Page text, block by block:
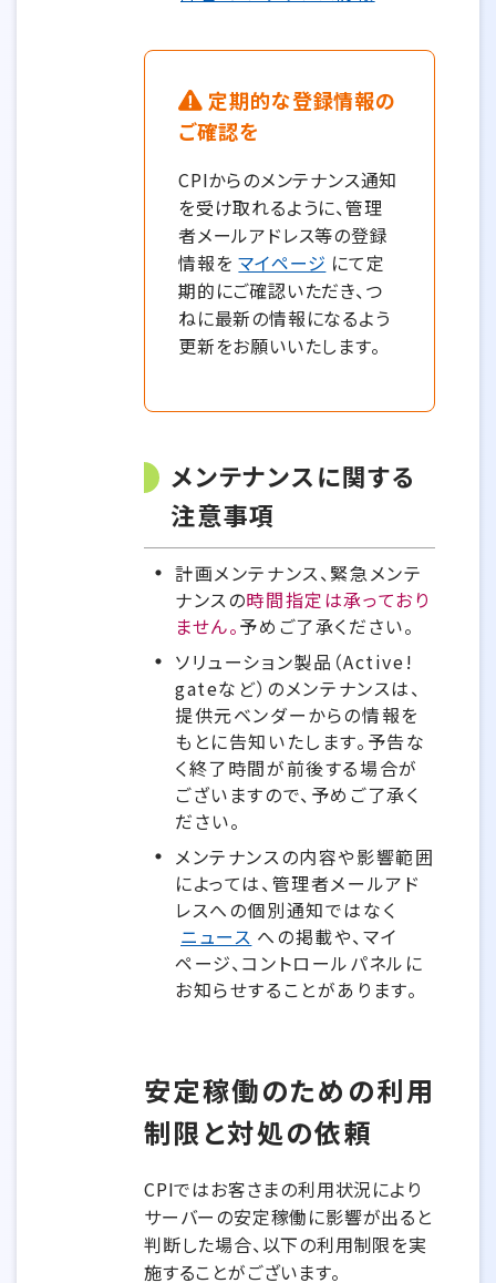
定期的な登録情報の
ご確認を
CPIからのメンテナンス通知
を受け取れるように、管理
者メールアドレス等の登録
情報を マイページ にて定
期的にご確認いただき、つ
ねに最新の情報になるよう
更新をお願いいたします。
メンテナンスに関する
注意事項
計画メンテナンス、緊急メンテ
ナンスの時間指定は承っており
ません。予めご了承ください。
ソリューション製品（Active!
gateなど）のメンテナンスは、
提供元ベンダーからの情報を
もとに告知いたします。予告な
く終了時間が前後する場合が
ございますので、予めご了承く
ださい。
メンテナンスの内容や影響範囲
によっては、管理者メールアド
レスへの個別通知ではなく
ニュース への掲載や、マイ
ページ、コントロールパネルに
お知らせすることがあります。
安定稼働のための利用
制限と対処の依頼
CPIではお客さまの利用状況により
サーバーの安定稼働に影響が出ると
判断した場合、以下の利用制限を実
施することがございます。